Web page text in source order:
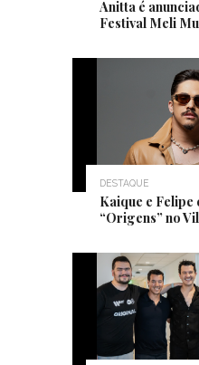
Anitta é
Festival Meli
DESTAQUE
Kaique e Felipe
“Origens” no